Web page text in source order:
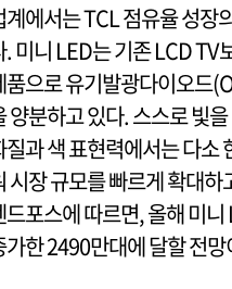
계에서는 TCL 점유율 성장
. 미니 LED는 기존 LCD TV
품으로 유기발광다이오드
양분하고 있다. 스스로 빛
질과 색 표현력에서는 다소
시장 규모를 빠르게 확대
드포스에 따르면, 올해 미
가한 2490만대에 달할 전망